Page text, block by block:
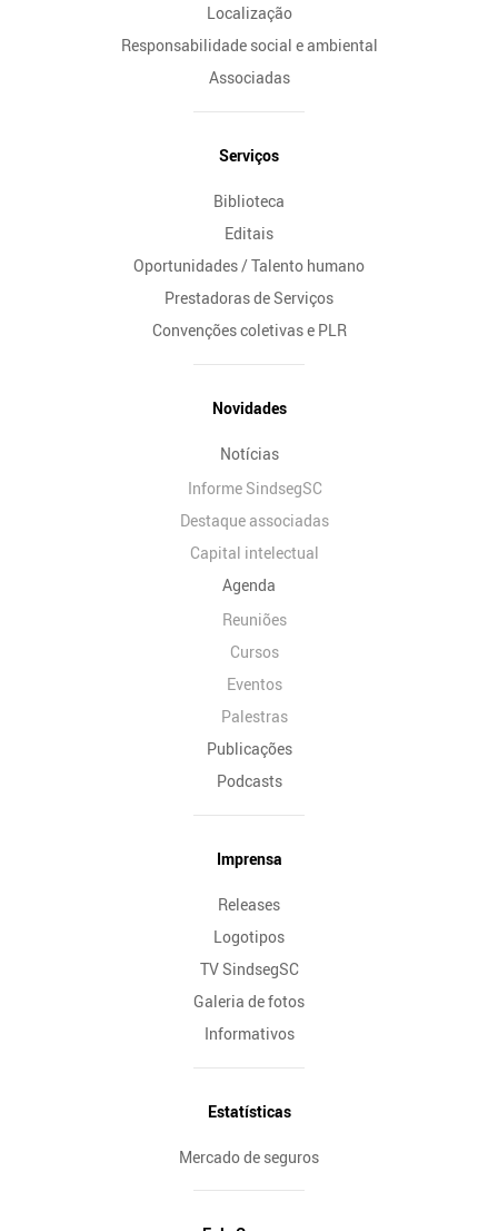
Localização
Responsabilidade social e ambiental
Associadas
Serviços
Biblioteca
Editais
Oportunidades / Talento humano
Prestadoras de Serviços
Convenções coletivas e PLR
Novidades
Notícias
Informe SindsegSC
Destaque associadas
Capital intelectual
Agenda
Reuniões
Cursos
Eventos
Palestras
Publicações
Podcasts
Imprensa
Releases
Logotipos
TV SindsegSC
Galeria de fotos
Informativos
Estatísticas
Mercado de seguros